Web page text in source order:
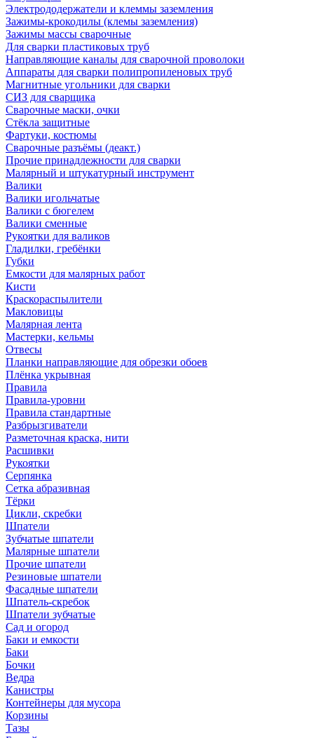
Электрододержатели и клеммы заземления
Зажимы-крокодилы (клемы заземления)
Зажимы массы сварочные
Для сварки пластиковых труб
Направляющие каналы для сварочной проволоки
Аппараты для сварки полипропиленовых труб
Магнитные угольники для сварки
СИЗ для сварщика
Сварочные маски, очки
Стёкла защитные
Фартуки, костюмы
Сварочные разъёмы (деакт.)
Прочие принадлежности для сварки
Малярный и штукатурный инструмент
Валики
Валики игольчатые
Валики с бюгелем
Валики сменные
Рукоятки для валиков
Гладилки, гребёнки
Губки
Емкости для малярных работ
Кисти
Краскораспылители
Макловицы
Малярная лента
Мастерки, кельмы
Отвесы
Планки направляющие для обрезки обоев
Плёнка укрывная
Правила
Правила-уровни
Правила стандартные
Разбрызгиватели
Разметочная краска, нити
Расшивки
Рукоятки
Серпянка
Сетка абразивная
Тёрки
Цикли, скребки
Шпатели
Зубчатые шпатели
Малярные шпатели
Прочие шпатели
Резиновые шпатели
Фасадные шпатели
Шпатель-скребок
Шпатели зубчатые
Сад и огород
Баки и емкости
Баки
Бочки
Ведра
Канистры
Контейнеры для мусора
Корзины
Тазы